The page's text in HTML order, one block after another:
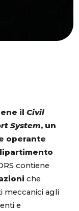
il Civil
System, un
operante
contiene
che
meccanici agli
e